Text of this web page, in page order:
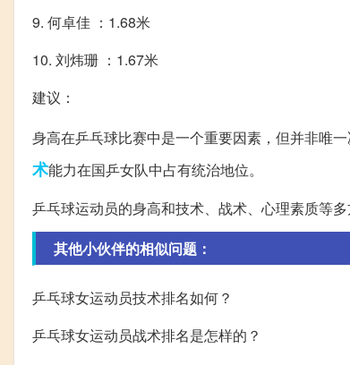
9. 何卓佳 ：1.68米
10. 刘炜珊 ：1.67米
建议：
身高在乒乓球比赛中是一个重要因素，但并非唯
术能力在国乒女队中占有统治地位。
乒乓球运动员的身高和技术、战术、心理素质等
其他小伙伴的相似问题：
乒乓球女运动员技术排名如何？
乒乓球女运动员战术排名是怎样的？